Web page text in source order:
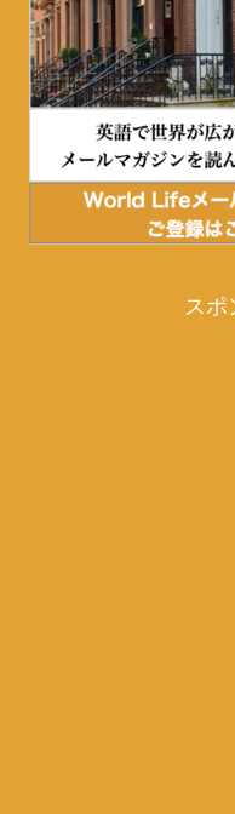
スポ